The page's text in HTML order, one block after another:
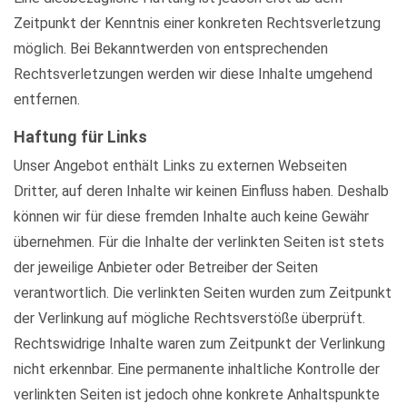
Zeitpunkt der Kenntnis einer konkreten Rechtsverletzung
möglich. Bei Bekanntwerden von entsprechenden
Rechtsverletzungen werden wir diese Inhalte umgehend
entfernen.
Haftung für Links
Unser Angebot enthält Links zu externen Webseiten
Dritter, auf deren Inhalte wir keinen Einfluss haben. Deshalb
können wir für diese fremden Inhalte auch keine Gewähr
übernehmen. Für die Inhalte der verlinkten Seiten ist stets
der jeweilige Anbieter oder Betreiber der Seiten
verantwortlich. Die verlinkten Seiten wurden zum Zeitpunkt
der Verlinkung auf mögliche Rechtsverstöße überprüft.
Rechtswidrige Inhalte waren zum Zeitpunkt der Verlinkung
nicht erkennbar. Eine permanente inhaltliche Kontrolle der
verlinkten Seiten ist jedoch ohne konkrete Anhaltspunkte